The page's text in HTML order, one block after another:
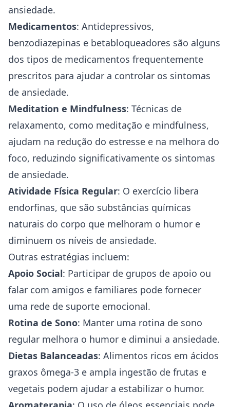
ansiedade.
Medicamentos: Antidepressivos,
benzodiazepinas e betabloqueadores são alguns
dos tipos de medicamentos frequentemente
prescritos para ajudar a controlar os sintomas
de ansiedade.
Meditation e Mindfulness: Técnicas de
relaxamento, como meditação e mindfulness,
ajudam na redução do estresse e na melhora do
foco, reduzindo significativamente os sintomas
de ansiedade.
Atividade Física Regular: O exercício libera
endorfinas, que são substâncias químicas
naturais do corpo que melhoram o humor e
diminuem os níveis de ansiedade.
Outras estratégias incluem:
Apoio Social: Participar de grupos de apoio ou
falar com amigos e familiares pode fornecer
uma rede de suporte emocional.
Rotina de Sono: Manter uma rotina de sono
regular melhora o humor e diminui a ansiedade.
Dietas Balanceadas: Alimentos ricos em ácidos
graxos ômega-3 e ampla ingestão de frutas e
vegetais podem ajudar a estabilizar o humor.